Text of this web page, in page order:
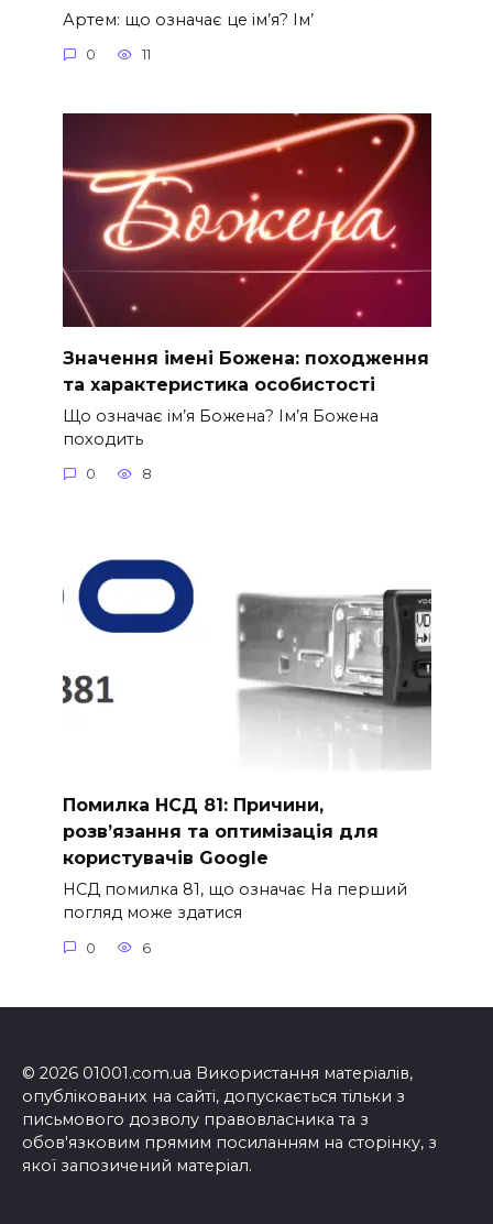
Артем: що означає це ім’я? Ім’
0 11
Значення імені Божена: походження
та характеристика особистості
Що означає ім’я Божена? Ім’я Божена
походить
0 8
Помилка НСД 81: Причини,
розв’язання та оптимізація для
користувачів Google
НСД помилка 81, що означає На перший
погляд може здатися
0 6
© 2026 01001.com.ua Використання матеріалів,
опублікованих на сайті, допускається тільки з
письмового дозволу правовласника та з
обов'язковим прямим посиланням на сторінку, з
якої запозичений матеріал.